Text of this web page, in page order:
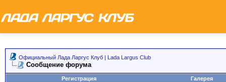
Официальный Лада Ларгус Клуб | Lada Largus Club
Сообщение форума
Регистрация Галерея